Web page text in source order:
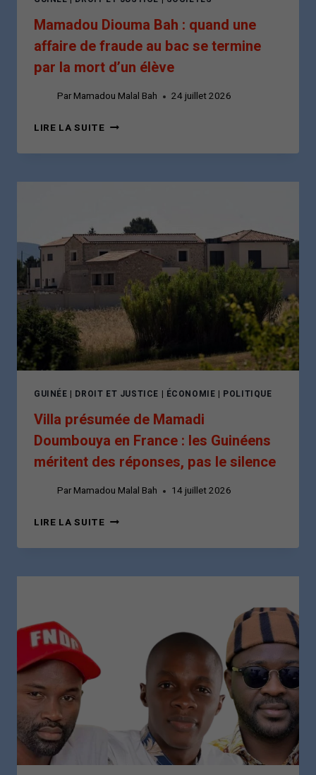
Mamadou Diouma Bah : quand une
affaire de fraude au bac se termine
par la mort d’un élève
Par Mamadou Malal Bah 24 juillet 2026
LIRE LA SUITEMAMADOU
BAH
QUAND
FRAUDE
AU
BAC
SE
TERMINE
PAR
LA
MORT
D’UN
GUINÉE | DROIT ET JUSTICE | ÉCONOMIE | POLITIQUE
Villa présumée de Mamadi
Doumbouya en France : les Guinéens
méritent des réponses, pas le silence
Par Mamadou Malal Bah 14 juillet 2026
LIRE LA SUITEVILLA
DE
DOUMBOUYA
GUINÉENS
MÉRITENT
RÉPONSES,
SILENCE